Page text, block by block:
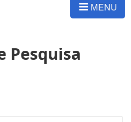
MENU
Pesquisa